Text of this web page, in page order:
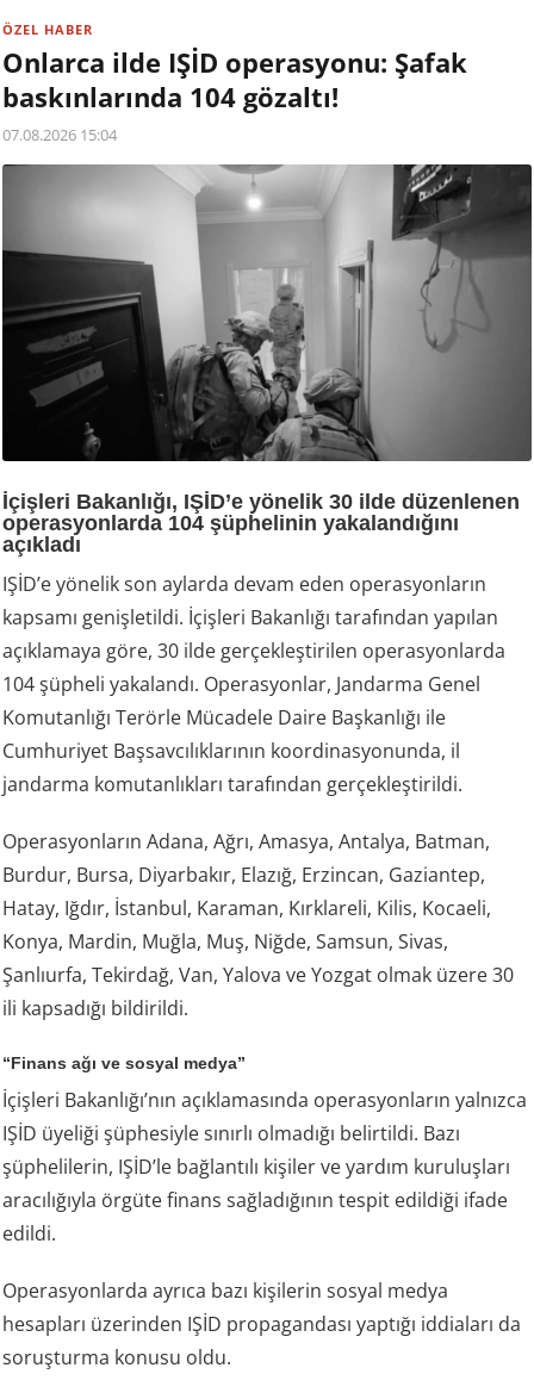
ÖZEL HABER
Onlarca ilde IŞİD operasyonu: Şafak
baskınlarında 104 gözaltı!
07.08.2026 15:04
İçişleri Bakanlığı, IŞİD’e yönelik 30 ilde düzenlenen
operasyonlarda 104 şüphelinin yakalandığını
açıkladı
IŞİD’e yönelik son aylarda devam eden operasyonların
kapsamı genişletildi. İçişleri Bakanlığı tarafından yapılan
açıklamaya göre, 30 ilde gerçekleştirilen operasyonlarda
104 şüpheli yakalandı. Operasyonlar, Jandarma Genel
Komutanlığı Terörle Mücadele Daire Başkanlığı ile
Cumhuriyet Başsavcılıklarının koordinasyonunda, il
jandarma komutanlıkları tarafından gerçekleştirildi.
Operasyonların Adana, Ağrı, Amasya, Antalya, Batman,
Burdur, Bursa, Diyarbakır, Elazığ, Erzincan, Gaziantep,
Hatay, Iğdır, İstanbul, Karaman, Kırklareli, Kilis, Kocaeli,
Konya, Mardin, Muğla, Muş, Niğde, Samsun, Sivas,
Şanlıurfa, Tekirdağ, Van, Yalova ve Yozgat olmak üzere 30
ili kapsadığı bildirildi.
“Finans ağı ve sosyal medya”
İçişleri Bakanlığı’nın açıklamasında operasyonların yalnızca
IŞİD üyeliği şüphesiyle sınırlı olmadığı belirtildi. Bazı
şüphelilerin, IŞİD’le bağlantılı kişiler ve yardım kuruluşları
aracılığıyla örgüte finans sağladığının tespit edildiği ifade
edildi.
Operasyonlarda ayrıca bazı kişilerin sosyal medya
hesapları üzerinden IŞİD propagandası yaptığı iddiaları da
soruşturma konusu oldu.